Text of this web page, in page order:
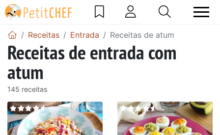
Receitas Entrada Receitas de atum
Receitas de entrada com
atum
145 receitas